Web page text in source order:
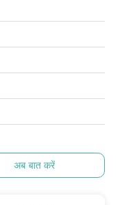
अब बात करें